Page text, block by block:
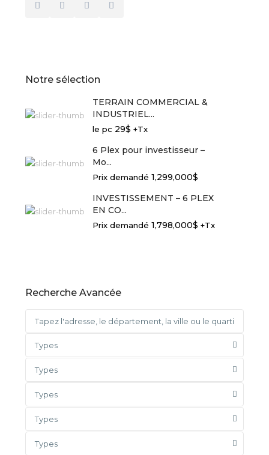
Notre sélection
TERRAIN COMMERCIAL &
INDUSTRIEL...
le pc 29$ +Tx
6 Plex pour investisseur –
Mo...
Prix demandé 1,299,000$
INVESTISSEMENT – 6 PLEX
EN CO...
Prix demandé 1,798,000$ +Tx
Recherche Avancée
Types
Types
Types
Types
Types